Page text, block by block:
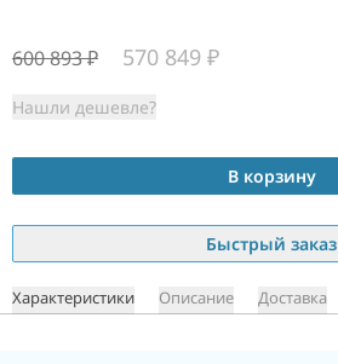
600 893₽ 570 849 ₽
Нашли дешевле?
В корзину
Быстрый заказ
Характеристики Описание Доставка